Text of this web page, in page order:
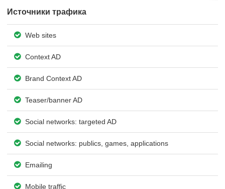
Источники трафика
Web sites
Context AD
Brand Context AD
Teaser/banner AD
Social networks: targeted AD
Social networks: publics, games, applications
Emailing
Mobile traffic